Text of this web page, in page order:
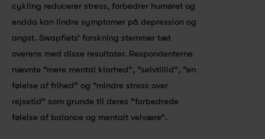
cykling reducerer stress, forbedrer humøret og
endda kan lindre symptomer på depression og
angst. Swapfiets’ forskning stemmer tæt
overens med disse resultater. Respondenterne
nævnte “mere mental klarhed”, “selvtillid”, “en
følelse af frihed” og “mindre stress over
rejsetid” som grunde til deres “forbedrede
følelse af balance og mentalt velvære”.